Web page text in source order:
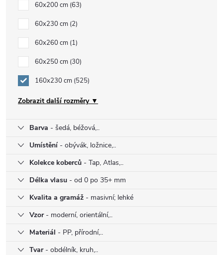
60x200 cm 63
60x230 cm 2
60x260 cm 1
60x250 cm 30
160x230 cm 525
Zobrazit další rozměry ▼
Barva - šedá, béžová,..
Umístění - obývák, ložnice,..
Kolekce koberců - Tap, Atlas,..
Délka vlasu - od 0 po 35+ mm
Kvalita a gramáž - masivní; lehké
Vzor- moderní, orientální,..
Materiál - PP, přírodní,..
Tvar- obdélník, kruh,..